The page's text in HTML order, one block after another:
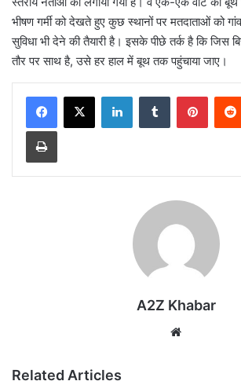
भीषण गर्मी को देखते हुए कुछ स्थानों पर मतदाताओं को
सुविधा भी देने की तैयारी है। इसके पीछे तर्क है कि जिस
तौर पर साथ है, उसे हर हाल में बूथ तक पहुंचाया जाए।
LinkedInTumblr
Print
A2Z Khabar
Related Articles